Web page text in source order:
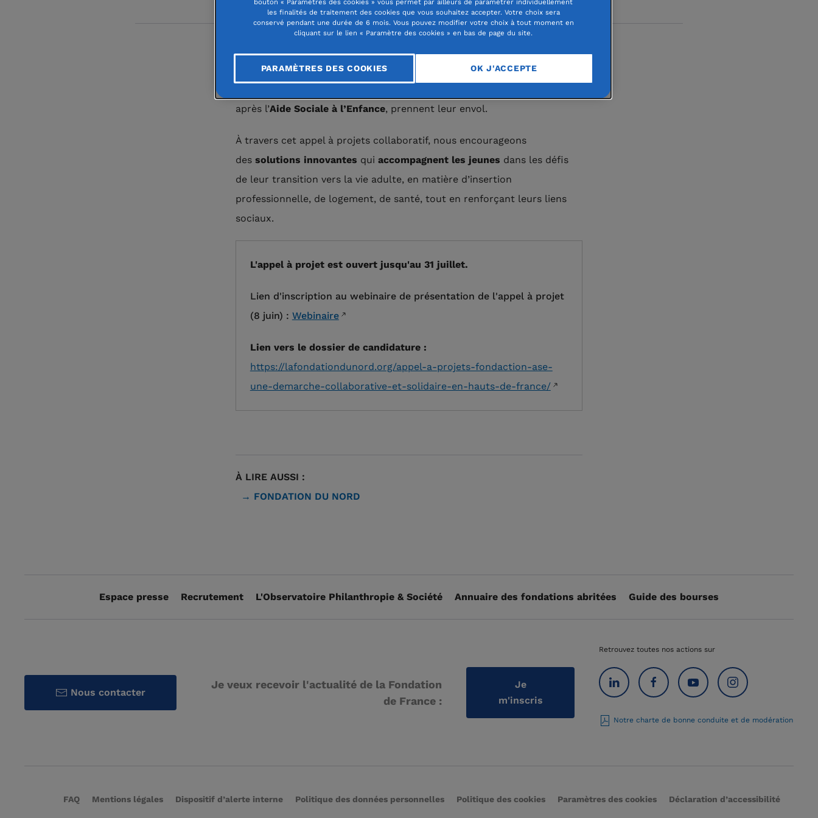
À l’initiative de la Fondation du Nord, 11 partenaires s’allient dans
après l’Aide Sociale à l’Enfance, prennent leur envol.
À travers cet appel à projets collaboratif, nous encourageons
des solutions innovantes qui accompagnent les jeunes dans les défis
de leur transition vers la vie adulte, en matière d’insertion
professionnelle, de logement, de santé, tout en renforçant leurs liens
sociaux.
L'appel à projet est ouvert jusqu'au 31 juillet.
Lien d'inscription au webinaire de présentation de l'appel à projet
(8 juin) : Webinaire
Lien vers le dossier de candidature :
https://lafondationdunord.org/appel-a-projets-fondaction-ase-
une-demarche-collaborative-et-solidaire-en-hauts-de-france/
À LIRE AUSSI :
FONDATION DU NORD
Espace presse Recrutement L'Observatoire Philanthropie & Société Annuaire des fondations abritées Guide des bourses
Nous contacter
Je veux recevoir l'actualité de la Fondation
de France :
Je
m'inscris
Retrouvez toutes nos actions sur
Notre charte de bonne conduite et de modération
FAQ Mentions légales Dispositif d’alerte interne Politique des données personnelles Politique des cookies Paramètres des cookies Déclaration d’accessibilité
bouton « Paramètres des cookies » vous permet par ailleurs de paramétrer individuellement
les finalités de traitement des cookies que vous souhaitez accepter. Votre choix sera
conservé pendant une durée de 6 mois. Vous pouvez modifier votre choix à tout moment en
cliquant sur le lien « Paramètre des cookies » en bas de page du site.
PARAMÈTRES DES COOKIES OK J'ACCEPTE